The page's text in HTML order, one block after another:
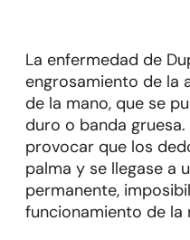
La enfermedad de
engrosamiento de la
de la mano, que se
duro o banda
provocar que los
palma y se llegase a
permanente,
funcionamiento de la